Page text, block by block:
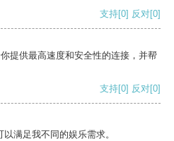
支持[0] 反对[0]
提供最高速度和安全性的连接，并帮
支持[0] 反对[0]
满足我不同的娱乐需求。